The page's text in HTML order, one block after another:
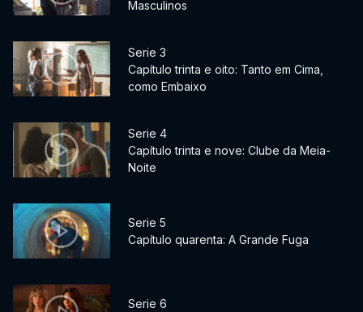
Masculinos
Serie 3
Capítulo trinta e oito: Tanto em Cima,
como Embaixo
Serie 4
Capítulo trinta e nove: Clube da Meia-
Noite
Serie 5
Capítulo quarenta: A Grande Fuga
Serie 6